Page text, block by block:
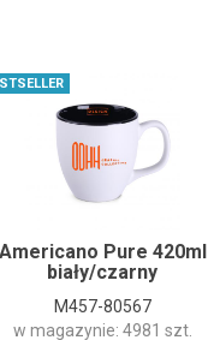
Americano Pure 420ml
biały/czarny
M457-80567
w magazynie: 4981 szt.